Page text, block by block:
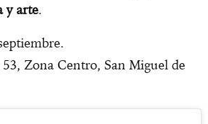
y arte.
Zona Centro, San Miguel de